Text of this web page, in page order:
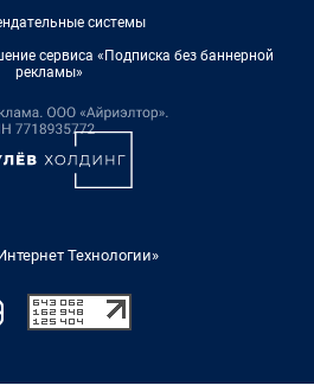
системы
сервиса «Подписка без баннерной
рекламы»
Технологии»